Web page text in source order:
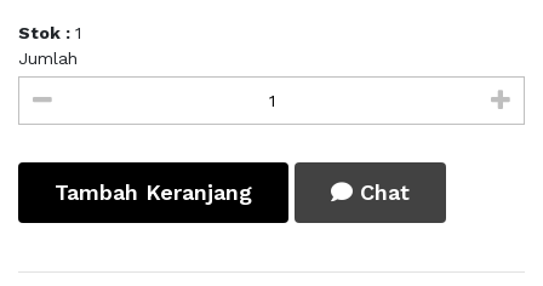
Stok : 1
Jumlah
Tambah Keranjang Chat